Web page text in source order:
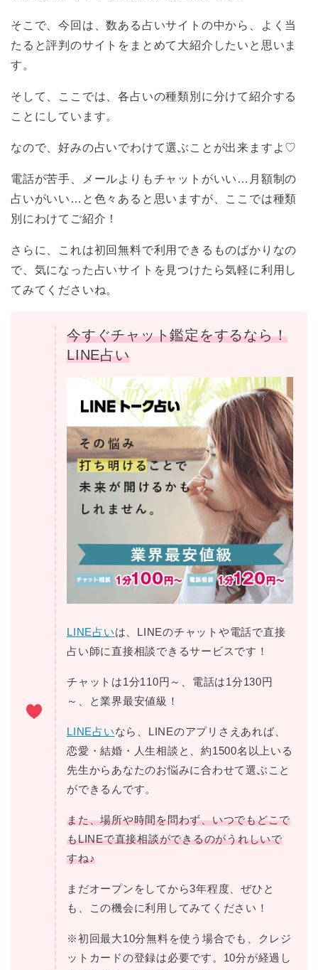
そこで、今回は、数ある占いサイトの中から、よく当
たると評判のサイトをまとめて大紹介したいと思いま
す。
そして、ここでは、各占いの種類別に分けて紹介する
ことにしています。
なので、好みの占いでわけて選ぶことが出来ますよ♡
電話が苦手、メールよりもチャットがいい…月額制の
占いがいい…と色々あると思いますが、ここでは種類
別にわけてご紹介！
さらに、これは初回無料で利用できるものばかりなの
で、気になった占いサイトを見つけたら気軽に利用し
てみてくださいね。
今すぐチャット鑑定をするなら！
LINE占い
LINE占いは、LINEのチャットや電話で直接
占い師に直接相談できるサービスです！
チャットは1分110円～、電話は1分130円
～、と業界最安値級！
LINE占いなら、LINEのアプリさえあれば、
恋愛・結婚・人生相談と、約1500名以上いる
先生からあなたのお悩みに合わせて選ぶこと
ができるんです。
また、場所や時間を問わず、いつでもどこで
もLINEで直接相談ができるのがうれしいで
すね♪
まだオープンをしてから3年程度、ぜひと
も、この機会に利用してみてください！
※初回最大10分無料を使う場合でも、クレジ
ットカードの登録は必要です。10分が経過し